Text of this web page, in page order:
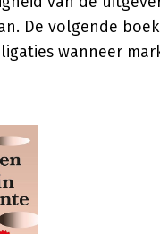
De volgende
wanneer